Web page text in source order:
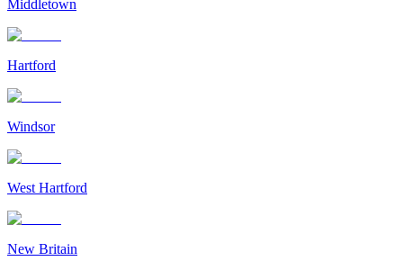
Middletown
Hartford
Windsor
West Hartford
New Britain